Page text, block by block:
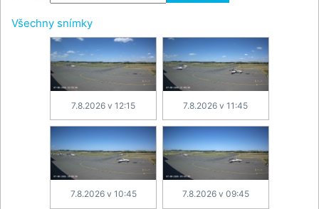
Všechny snímky
7.8.2026 v 12:15 7.8.2026 v 11:45
7.8.2026 v 10:45 7.8.2026 v 09:45